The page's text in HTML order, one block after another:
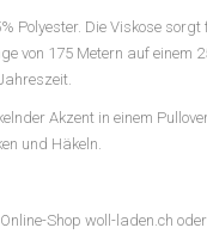
Polyester. Die Viskose
von 175 Metern auf einem
Akzent in einem
und Häkeln.
Shop woll-laden.ch